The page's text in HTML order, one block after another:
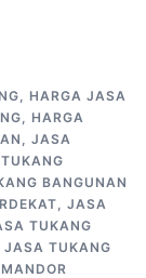
, HARGA JASA
, HARGA
, JASA
BANGUNAN
, JASA
TUKANG
JASA TUKANG
MANDOR